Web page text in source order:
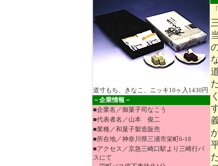
ら製造まで一貫対応。
7月22日【新規掲載
ョンの相談所（富山市
ベ／リフォームの設計
向上・省エネ・建て替
7月6日【リニューア
クラウドPBX・
合型の法人向けIP電話
6月26日【リニュー
市）：電気業界への就
版】なら、電気工事士
確に出会うことができ
6月23日【新規掲載
王国（東京都中央区）
道寸もち、きなこ、ニッキ10ヶ入1430円
－企業情報－
■企業名／御菓子司なこう
■代表者名／山本 俊二
■業種／和菓子製造販売
■所在地／神奈川県三浦市栄町6-18
■アクセス／京急三崎口駅より三崎行バ
スにて